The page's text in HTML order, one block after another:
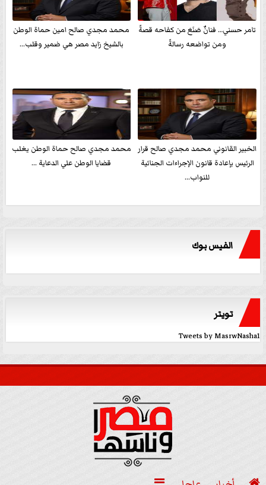
تامر حسني… فنانٌ صَنَعَ من كفاحه قصةً
ومن تواضعه رسالةً
محمد مجدي صالح امين حماة الوطن
بالشيخ زايد مصر هي ضمير وقلب...
الخبير القانوني محمد مجدي صالح قرار
الرئيس بإعادة قانون الإجراءات الجنائية
للنواب...
محمد مجدي صالح حماة الوطن يغلب
قضايا الوطن علي الدعاية ...
الفيس بوك
تويتر
Tweets by MasrwNasha1